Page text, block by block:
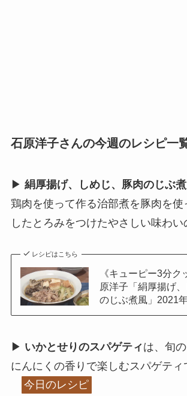
石原洋子さんの今週のレシピ一
▶ 絹厚揚げ、しめじ、豚肉のじぶ
鶏肉を使って作る治部煮を豚肉を使
したとろみをつけたやさしい味わい
レシピはこちら
《キューピー3分ク
原洋子「絹厚揚げ
のじぶ煮風」2021
▶ いかとせりのスパゲティは、旬
にんにくの香りで楽しむスパゲティ
今日のレシピ